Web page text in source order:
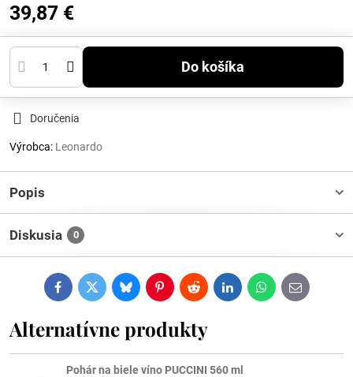
39,87 €
Do košíka
Doručenia
Výrobca: Leonardo
Popis
Diskusia 0
FacebookTwitterBlueskyPinterestRedditLinkedInWhatsApp
E-
mail
Alternatívne produkty
Pohár na biele víno PUCCINI 560 ml